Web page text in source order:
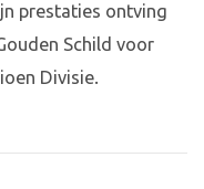
prestaties ontving
Schild voor
Divisie.